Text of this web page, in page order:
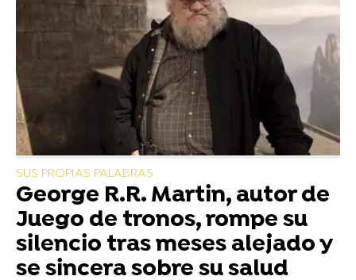
SUS PROPIAS PALABRAS
George R.R. Martin, autor de
Juego de tronos, rompe su
silencio tras meses alejado y
se sincera sobre su salud